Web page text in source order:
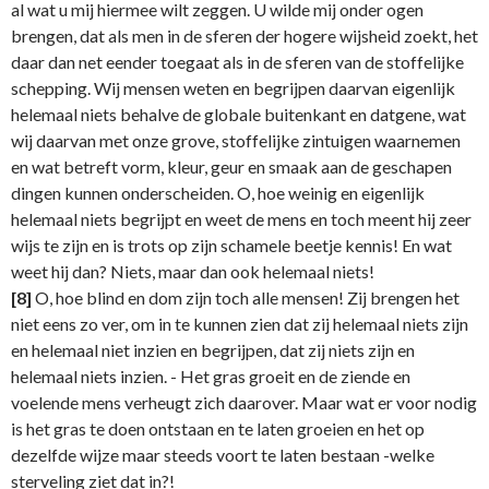
al wat u mij hiermee wilt zeggen. U wilde mij onder ogen
brengen, dat als men in de sferen der hogere wijsheid zoekt, het
daar dan net eender toegaat als in de sferen van de stoffelijke
schepping. Wij mensen weten en begrijpen daarvan eigenlijk
helemaal niets behalve de globale buitenkant en datgene, wat
wij daarvan met onze grove, stoffelijke zintuigen waarnemen
en wat betreft vorm, kleur, geur en smaak aan de geschapen
dingen kunnen onderscheiden. O, hoe weinig en eigenlijk
helemaal niets begrijpt en weet de mens en toch meent hij zeer
wijs te zijn en is trots op zijn schamele beetje kennis! En wat
weet hij dan? Niets, maar dan ook helemaal niets!
[8] O, hoe blind en dom zijn toch alle mensen! Zij brengen het
niet eens zo ver, om in te kunnen zien dat zij helemaal niets zijn
en helemaal niet inzien en begrijpen, dat zij niets zijn en
helemaal niets inzien. - Het gras groeit en de ziende en
voelende mens verheugt zich daarover. Maar wat er voor nodig
is het gras te doen ontstaan en te laten groeien en het op
dezelfde wijze maar steeds voort te laten bestaan -welke
sterveling ziet dat in?!